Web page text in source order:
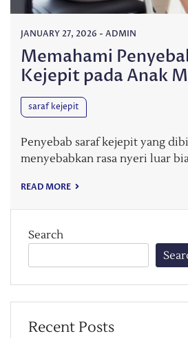
JANUARY 27, 2026 - ADMIN
Memahami
Kejepit pada Anak
saraf kejepit
Penyebab saraf kejepit yang
menyebabkan rasa nyeri luar
READ MORE
Search
Recent Posts